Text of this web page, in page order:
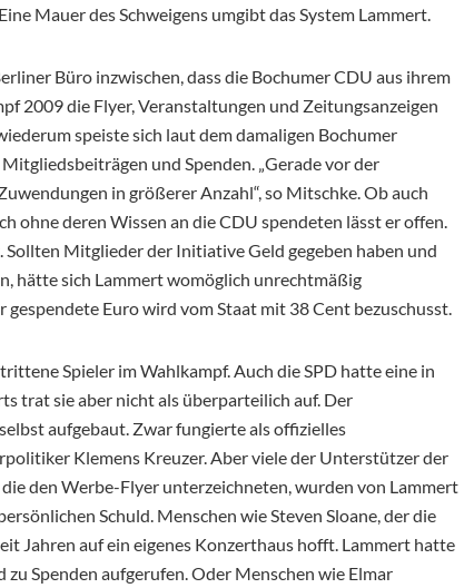
Mauer des Schweigens umgibt das System Lammert.
Büro inzwischen, dass die Bochumer CDU aus ihrem
2009 die Flyer, Veranstaltungen und Zeitungsanzeigen
speiste sich laut dem damaligen Bochumer
und Spenden. „Gerade vor der
in größerer Anzahl“, so Mitschke. Ob auch
deren Wissen an die CDU spendeten lässt er offen.
Mitglieder der Initiative Geld gegeben haben und
hätte sich Lammert womöglich unrechtmäßig
Euro wird vom Staat mit 38 Cent bezuschusst.
Spieler im Wahlkampf. Auch die SPD hatte eine in
trat sie aber nicht als überparteilich auf. Der
aufgebaut. Zwar fungierte als offizielles
Klemens Kreuzer. Aber viele der Unterstützer der
den Werbe-Flyer unterzeichneten, wurden von Lammert
Schuld. Menschen wie Steven Sloane, der die
Jahren auf ein eigenes Konzerthaus hofft. Lammert hatte
Spenden aufgerufen. Oder Menschen wie Elmar